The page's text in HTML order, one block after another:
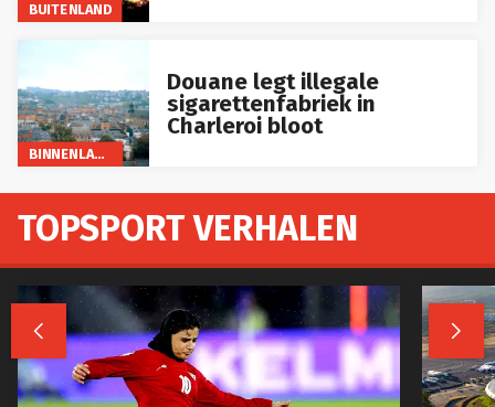
BUITENLAND
BINNENLAND
Douane legt illegale
sigarettenfabriek in
Charleroi bloot
TOPSPORT VERHALEN
 